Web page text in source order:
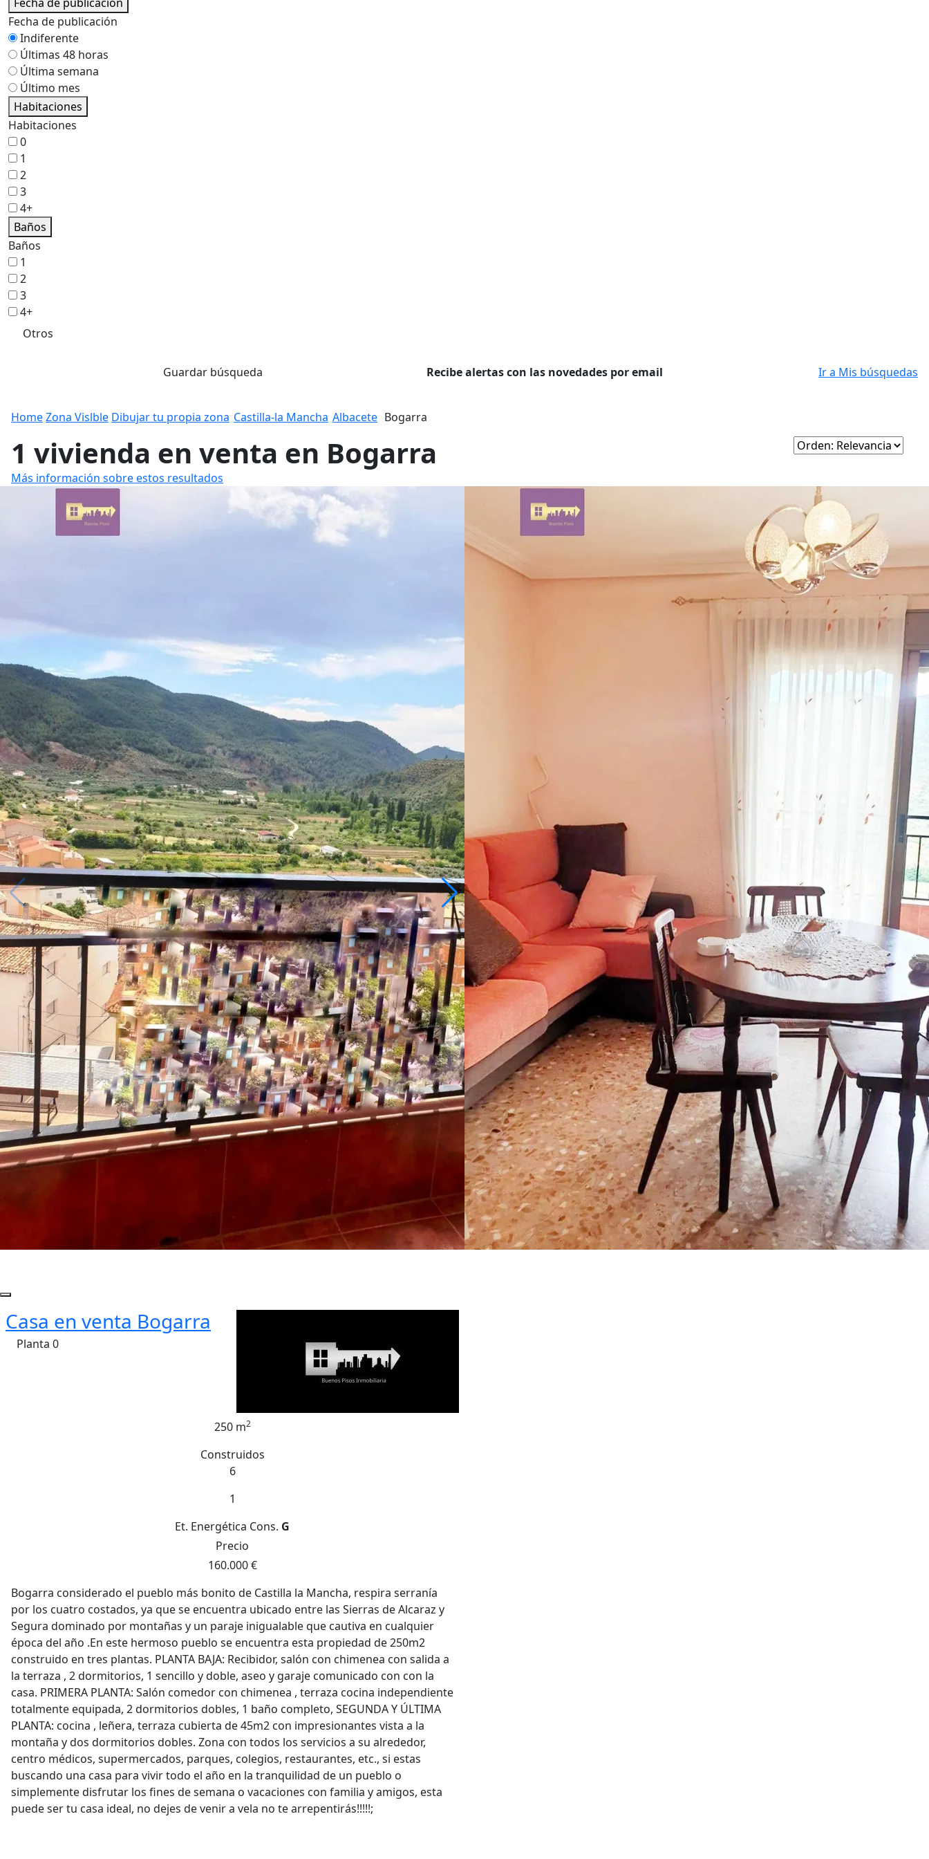
Fecha de publicación
Indiferente
Últimas 48 horas
Última semana
Último mes
Habitaciones
Habitaciones
0
1
2
3
4+
Baños
Baños
1
2
3
4+
Otros
Guardar búsqueda Recibe alertas con las novedades por email Ir a Mis búsquedas
HomeZona Vislble Dibujar tu propia zona Castilla-la Mancha Albacete Bogarra
1 vivienda en venta en Bogarra
Más información sobre estos resultados
Casa en venta Bogarra
Planta 0
250 m2
Construidos
6
1
Et. Energética Cons. G
Precio
160.000 €
Bogarra considerado el pueblo más bonito de Castilla la Mancha, respira serranía
por los cuatro costados, ya que se encuentra ubicado entre las Sierras de Alcaraz y
Segura dominado por montañas y un paraje inigualable que cautiva en cualquier
época del año .En este hermoso pueblo se encuentra esta propiedad de 250m2
construido en tres plantas. PLANTA BAJA: Recibidor, salón con chimenea con salida a
la terraza , 2 dormitorios, 1 sencillo y doble, aseo y garaje comunicado con con la
casa. PRIMERA PLANTA: Salón comedor con chimenea , terraza cocina independiente
totalmente equipada, 2 dormitorios dobles, 1 baño completo, SEGUNDA Y ÚLTIMA
PLANTA: cocina , leñera, terraza cubierta de 45m2 con impresionantes vista a la
montaña y dos dormitorios dobles. Zona con todos los servicios a su alrededor,
centro médicos, supermercados, parques, colegios, restaurantes, etc., si estas
buscando una casa para vivir todo el año en la tranquilidad de un pueblo o
simplemente disfrutar los fines de semana o vacaciones con familia y amigos, esta
puede ser tu casa ideal, no dejes de venir a vela no te arrepentirás!!!!!;